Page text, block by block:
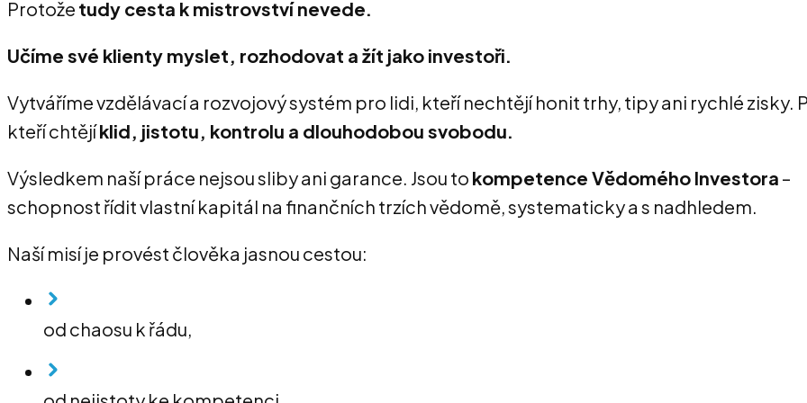
Protože tudy cesta k mistrovství nevede.
Učíme své klienty myslet, rozhodovat a žít jako investoři.
Vytváříme vzdělávací a rozvojový systém pro lidi, kteří nechtějí honit trhy, tipy ani rychlé zisky.
kteří chtějíklid, jistotu, kontrolu a dlouhodobou svobodu.
Výsledkem naší práce nejsou sliby ani garance. Jsou to kompetence Vědomého Investora –
schopnost řídit vlastní kapitál na finančních trzích vědomě, systematicky a s nadhledem.
Naší misí je provést člověka jasnou cestou:
od chaosu k řádu,